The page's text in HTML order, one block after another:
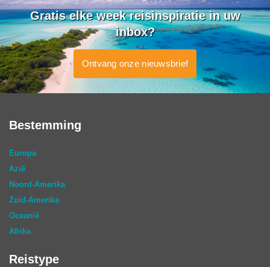
Gratis elke week reisinspiratie in uw
inbox?
Ontvang onze nieuwsbrief
Bestemming
Europa
Azië
Noord-Amerika
Zuid-Amerika
Oceanië
Afrika
Reistype